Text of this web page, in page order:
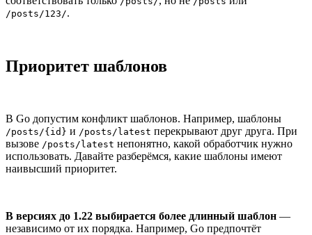
/posts/123/.
Приоритет шаблонов
В Go допустим конфликт шаблонов. Например, шаблоны
/posts/{id} и /posts/latest перекрывают друг друга. При
вызове /posts/latest непонятно, какой обработчик нужно
использовать. Давайте разберёмся, какие шаблоны имеют
наивысший приоритет.
В версиях до 1.22 выбирается более длинный шаблон —
независимо от их порядка. Например, Go предпочтёт